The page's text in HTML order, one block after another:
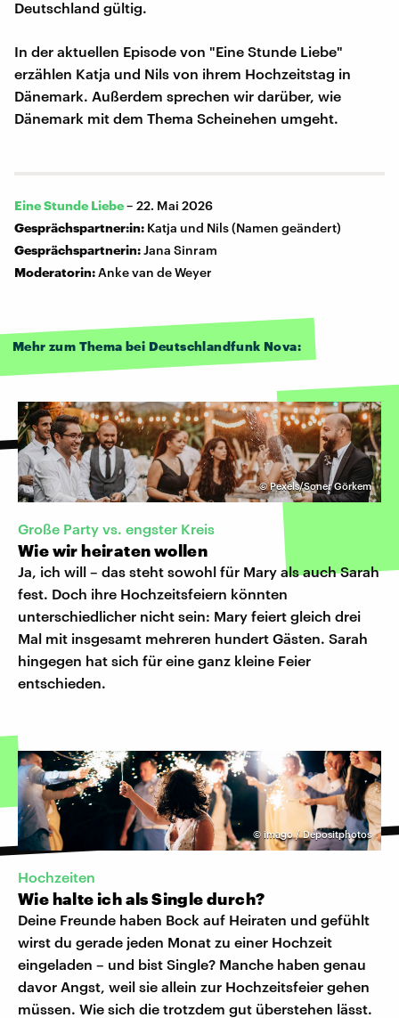
Deutschland gültig.
In der aktuellen Episode von "Eine Stunde Liebe"
erzählen Katja und Nils von ihrem Hochzeitstag in
Dänemark. Außerdem sprechen wir darüber, wie
Dänemark mit dem Thema Scheinehen umgeht.
Eine Stunde Liebe– 22. Mai 2026
Gesprächspartner:in: Katja und Nils (Namen geändert)
Gesprächspartnerin:Jana Sinram
Moderatorin:Anke van de Weyer
Mehr zum Thema bei Deutschlandfunk Nova:
©Pexels/Soner Görkem
Große Party vs. engster Kreis
Wie wir heiraten wollen
Ja, ich will – das steht sowohl für Mary als auch Sarah
fest. Doch ihre Hochzeitsfeiern könnten
unterschiedlicher nicht sein: Mary feiert gleich drei
Mal mit insgesamt mehreren hundert Gästen. Sarah
hingegen hat sich für eine ganz kleine Feier
entschieden.
© imago / Depositphotos
Hochzeiten
Wie halte ich als Single durch?
Deine Freunde haben Bock auf Heiraten und gefühlt
wirst du gerade jeden Monat zu einer Hochzeit
eingeladen – und bist Single? Manche haben genau
davor Angst, weil sie allein zur Hochzeitsfeier gehen
müssen. Wie sich die trotzdem gut überstehen lässt.